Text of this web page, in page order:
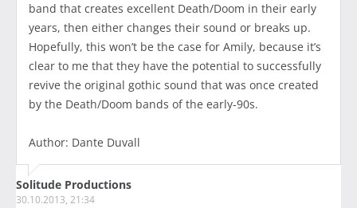
band that creates excellent Death/Doom in their early
years, then either changes their sound or breaks up.
Hopefully, this won’t be the case for Amily, because it’s
clear to me that they have the potential to successfully
revive the original gothic sound that was once created
by the Death/Doom bands of the early-90s.
Author: Dante Duvall
Solitude Productions
30.10.2013, 21:34